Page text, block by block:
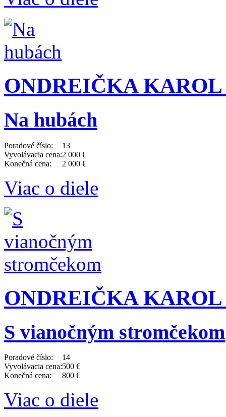
ONDREIČKA KAROL
Na hubách
Poradové číslo:
13
Vyvolávacia cena:2 000 €
Konečná cena:
2 000 €
Viac o diele
ONDREIČKA KAROL
S vianočným stromčekom
Poradové číslo:
14
Vyvolávacia cena:500 €
Konečná cena:
800 €
Viac o diele